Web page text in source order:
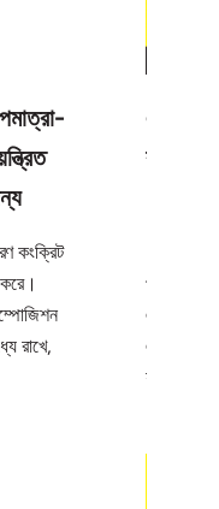
কংক্রিট
করে।
রাখে,
একটি
কংক্রিট
এবং যখনই
এটি সূক্ষ্ম
যায়।